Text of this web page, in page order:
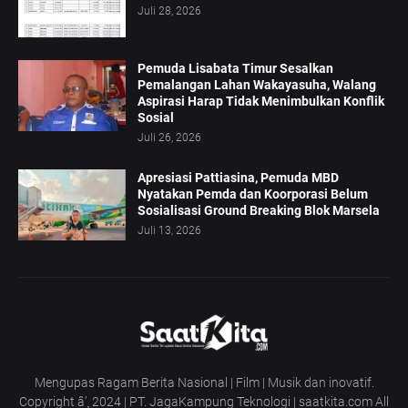
Juli 28, 2026
Pemuda Lisabata Timur Sesalkan
Pemalangan Lahan Wakayasuha, Walang
Aspirasi Harap Tidak Menimbulkan Konflik
Sosial
Juli 26, 2026
Apresiasi Pattiasina, Pemuda MBD
Nyatakan Pemda dan Koorporasi Belum
Sosialisasi Ground Breaking Blok Marsela
Juli 13, 2026
Mengupas Ragam Berita Nasional | Film | Musik dan inovatif.
Copyright â’¸ 2024 | PT. JagaKampung Teknologi | saatkita.com All